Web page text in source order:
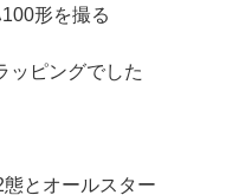
形を撮る
ッピングでした
とオールスター